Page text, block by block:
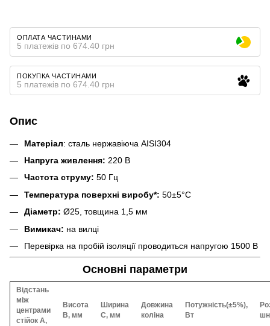
ОПЛАТА ЧАСТИНАМИ
5 платежів по 674.40 грн
ПОКУПКА ЧАСТИНАМИ
5 платежів по 674.40 грн
Опис
Матеріал: сталь нержавіюча AISI304
Напруга живлення: 220 В
Частота струму: 50 Гц
Температура поверхні виробу*: 50±5°C
Діаметр: Ø25, товщина 1,5 мм
Вимикач: на вилці
Перевірка на пробій ізоляції проводиться напругою 1500 В
Основні параметри
Відстань
між
центрами
стійок А,
Висота
В, мм
Ширина
С, мм
Довжина
коліна
Потужність(±5%),
Вт